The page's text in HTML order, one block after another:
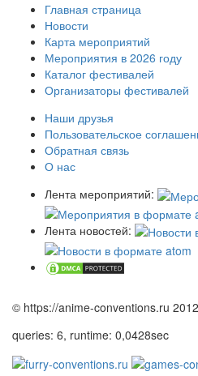
Главная страница
Новости
Карта мероприятий
Мероприятия в 2026 году
Каталог фестивалей
Организаторы фестивалей
Наши друзья
Пользовательское
Обратная связь
О нас
Лента мероприятий:
Лента новостей:
© https://anime-conventions.ru
queries: 6, runtime: 0,0428sec